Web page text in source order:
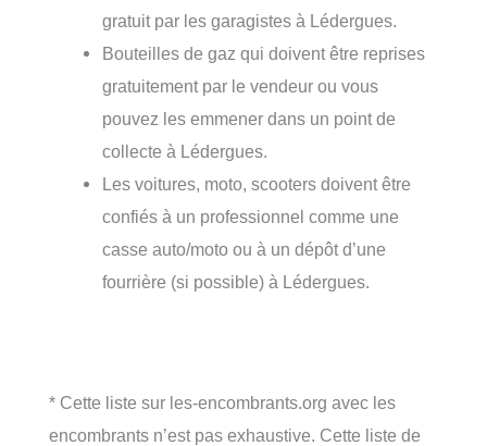
gratuit par les garagistes à Lédergues.
Bouteilles de gaz qui doivent être reprises
gratuitement par le vendeur ou vous
pouvez les emmener dans un point de
collecte à Lédergues.
Les voitures, moto, scooters doivent être
confiés à un professionnel comme une
casse auto/moto ou à un dépôt d’une
fourrière (si possible) à Lédergues.
* Cette liste sur les-encombrants.org avec les
encombrants n’est pas exhaustive. Cette liste de